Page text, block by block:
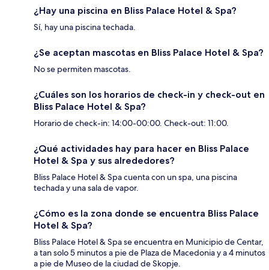
¿Hay una piscina en Bliss Palace Hotel & Spa?
Sí, hay una piscina techada.
¿Se aceptan mascotas en Bliss Palace Hotel & Spa?
No se permiten mascotas.
¿Cuáles son los horarios de check-in y check-out en
Bliss Palace Hotel & Spa?
Horario de check-in: 14:00-00:00. Check-out: 11:00.
¿Qué actividades hay para hacer en Bliss Palace
Hotel & Spa y sus alrededores?
Bliss Palace Hotel & Spa cuenta con un spa, una piscina
techada y una sala de vapor.
¿Cómo es la zona donde se encuentra Bliss Palace
Hotel & Spa?
Bliss Palace Hotel & Spa se encuentra en Municipio de Centar,
a tan solo 5 minutos a pie de Plaza de Macedonia y a 4 minutos
a pie de Museo de la ciudad de Skopje.